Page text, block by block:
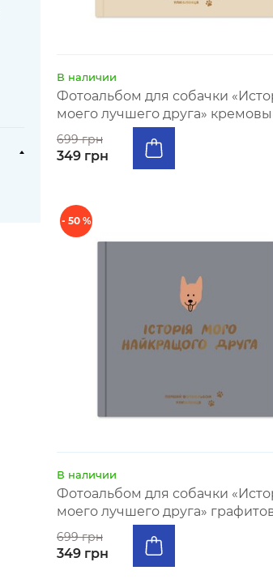
В наличии
Фотоальбом для собачки
моего лучшего друга»
699 грн
349 грн
- 50 %
В наличии
Фотоальбом для собачки
моего лучшего друга»
699 грн
349 грн